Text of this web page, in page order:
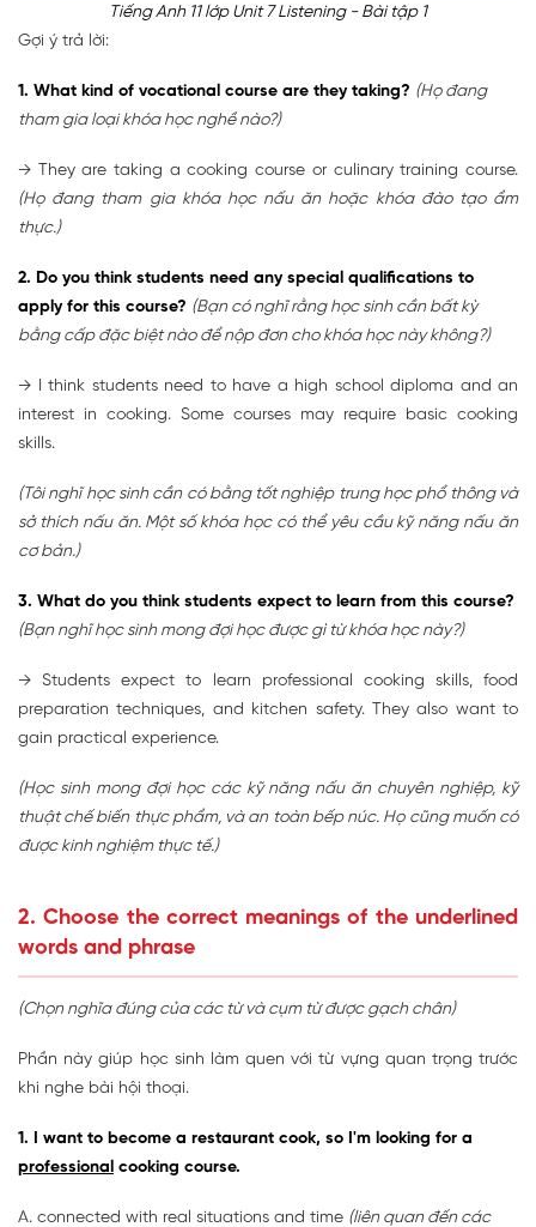
Tiếng Anh 11 lớp Unit 7 Listening - Bài tập 1
Gợi ý trả lời:
1. What kind of vocational course are they taking? (Họ đang
tham gia loại khóa học nghề nào?)
→ They are taking a cooking course or culinary training course.
(Họ đang tham gia khóa học nấu ăn hoặc khóa đào tạo ẩm
thực.)
2. Do you think students need any special qualifications to
apply for this course? (Bạn có nghĩ rằng học sinh cần bất kỳ
bằng cấp đặc biệt nào để nộp đơn cho khóa học này không?)
→ I think students need to have a high school diploma and an
interest in cooking. Some courses may require basic cooking
skills.
(Tôi nghĩ học sinh cần có bằng tốt nghiệp trung học phổ thông và
sở thích nấu ăn. Một số khóa học có thể yêu cầu kỹ năng nấu ăn
cơ bản.)
3. What do you think students expect to learn from this course?
(Bạn nghĩ học sinh mong đợi học được gì từ khóa học này?)
→ Students expect to learn professional cooking skills, food
preparation techniques, and kitchen safety. They also want to
gain practical experience.
(Học sinh mong đợi học các kỹ năng nấu ăn chuyên nghiệp, kỹ
thuật chế biến thực phẩm, và an toàn bếp núc. Họ cũng muốn có
được kinh nghiệm thực tế.)
2. Choose the correct meanings of the underlined
words and phrase
(Chọn nghĩa đúng của các từ và cụm từ được gạch chân)
Phần này giúp học sinh làm quen với từ vựng quan trọng trước
khi nghe bài hội thoại.
1. I want to become a restaurant cook, so I'm looking for a
professional cooking course.
A. connected with real situations and time (liên quan đến các